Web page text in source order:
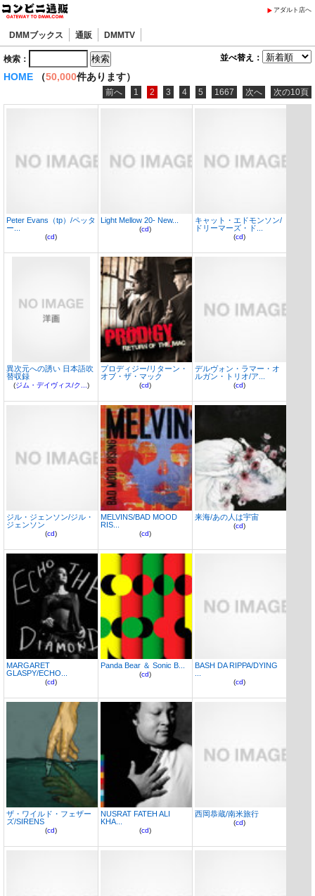
アダルト店へ
DMMブックス 通販 DMMTV
並べ替え：
検索：
HOME （50,000件あります）
前へ 1 2 3 4 5 1667 次へ 次の10頁
Peter Evans（tp）/ペッタ
ー...
(cd)
Light Mellow 20- New...
(cd)
キャット・エドモンソン/
ドリーマーズ・ド...
(cd)
異次元への誘い 日本語吹
替収録
(ジム・デイヴィス/ク...)
プロディジー/リターン・
オブ・ザ・マック
(cd)
デルヴォン・ラマー・オ
ルガン・トリオ/ア...
(cd)
ジル・ジェンソン/ジル・
ジェンソン
(cd)
MELVINS/BAD MOOD
RIS...
(cd)
来海/あの人は宇宙
(cd)
MARGARET
GLASPY/ECHO...
(cd)
Panda Bear ＆ Sonic B...
(cd)
BASH DA RIPPA/DYING
(cd)
ザ・ワイルド・フェザー
ズ/SIRENS
(cd)
NUSRAT FATEH ALI
KHA...
(cd)
西岡恭蔵/南米旅行
(cd)